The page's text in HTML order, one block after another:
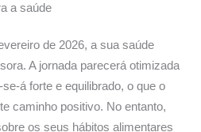
a saúde
de 2026, a sua saúde
A jornada parecerá otimizada
á forte e equilibrado, o que o
caminho positivo. No entanto,
os seus hábitos alimentares